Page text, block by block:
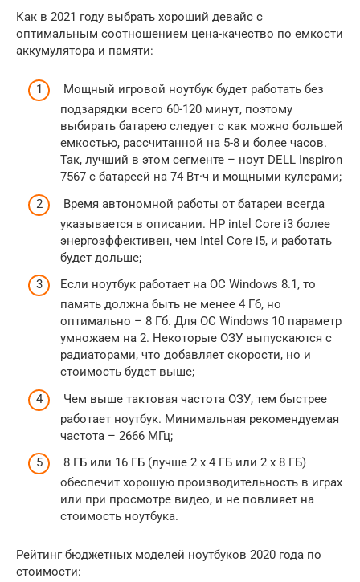
Как в 2021 году выбрать хороший девайс с
оптимальным соотношением цена-качество по емкости
аккумулятора и памяти:
Мощный игровой ноутбук будет работать без
подзарядки всего 60-120 минут, поэтому
выбирать батарею следует с как можно большей
емкостью, рассчитанной на 5-8 и более часов.
Так, лучший в этом сегменте – ноут DELL Inspiron
7567 с батареей на 74 Вт·ч и мощными кулерами;
Время автономной работы от батареи всегда
указывается в описании. HP intel Core i3 более
энергоэффективен, чем Intel Core i5, и работать
будет дольше;
Если ноутбук работает на ОС Windows 8.1, то
память должна быть не менее 4 Гб, но
оптимально – 8 Гб. Для ОС Windows 10 параметр
умножаем на 2. Некоторые ОЗУ выпускаются с
радиаторами, что добавляет скорости, но и
стоимость будет выше;
Чем выше тактовая частота ОЗУ, тем быстрее
работает ноутбук. Минимальная рекомендуемая
частота – 2666 МГц;
8 ГБ или 16 ГБ (лучше 2 х 4 ГБ или 2 х 8 ГБ)
обеспечит хорошую производительность в играх
или при просмотре видео, и не повлияет на
стоимость ноутбука.
Рейтинг бюджетных моделей ноутбуков 2020 года по
стоимости: